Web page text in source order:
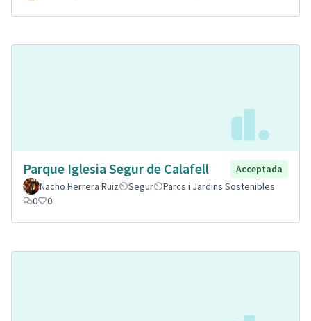
Parque Iglesia Segur de Calafell
Acceptada
Nacho Herrera Ruiz
Segur
Parcs i Jardins Sostenibles
0
0